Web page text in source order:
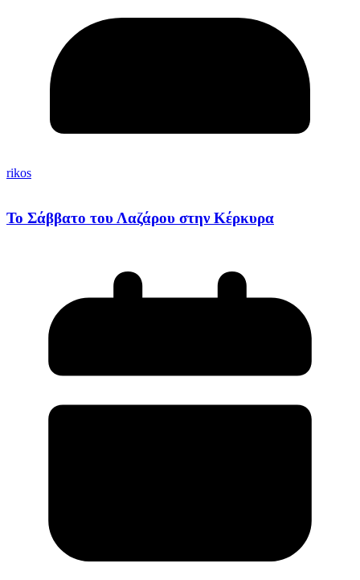
rikos
Το Σάββατο του Λαζάρου στην Κέρκυρα